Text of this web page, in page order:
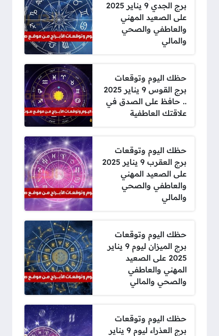
برج الجدي 9 يناير 2025
على الصعيد المهني
والعاطفي والصحي
والمالي
حظك اليوم وتوقعات
برج القوس 9 يناير 2025
.. حافظ على الصدق في
علاقتك العاطفية
حظك اليوم وتوقعات
برج العقرب 9 يناير 2025
على الصعيد المهني
والعاطفي والصحي
والمالي
حظك اليوم وتوقعات
برج الميزان ليوم 9 يناير
2025 على الصعيد
المهني والعاطفي
والصحي والمالي
حظك اليوم وتوقعات
برج العذراء ليوم 9 يناير